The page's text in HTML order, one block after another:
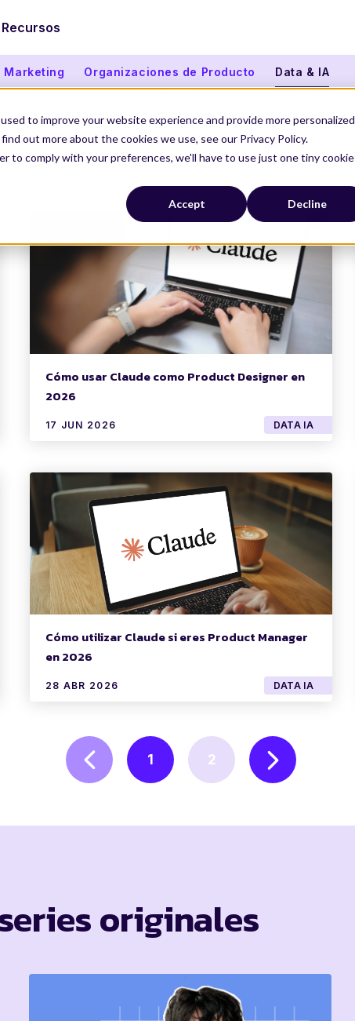
to improve your website experience and provide more personalized
out more about the cookies we use, see our Privacy Policy.
to comply with your preferences, we'll have to use just one tiny cookie
Accept Decline
Recursos
Marketing Organizaciones de Producto Data & IA
Product Builder: 5 conceptos clave para
entender el cambio
15 JUL 2026 DATA IA
Cómo usar Claude como Product Designer en
2026
17 JUN 2026 DATA IA
Cómo utilizar Claude si eres Product Manager
en 2026
28 ABR 2026 DATA IA
1 2
originales